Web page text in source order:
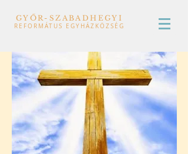
GYŐR-SZABADHEGYI
REFORMÁTUS EGYHÁZKÖZSÉG